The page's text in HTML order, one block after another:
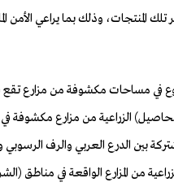
تلك المنتجات، وذلك بما يراعي الأمن
الزراعية من مزارع مكشوفة في
بين الدرع العربي والرف
من المزارع الواقعة في مناطق